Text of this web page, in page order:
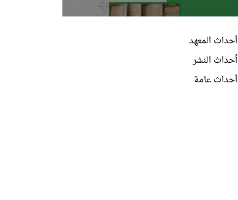
أحداث المعهد
أحداث النشر
أحداث عامة